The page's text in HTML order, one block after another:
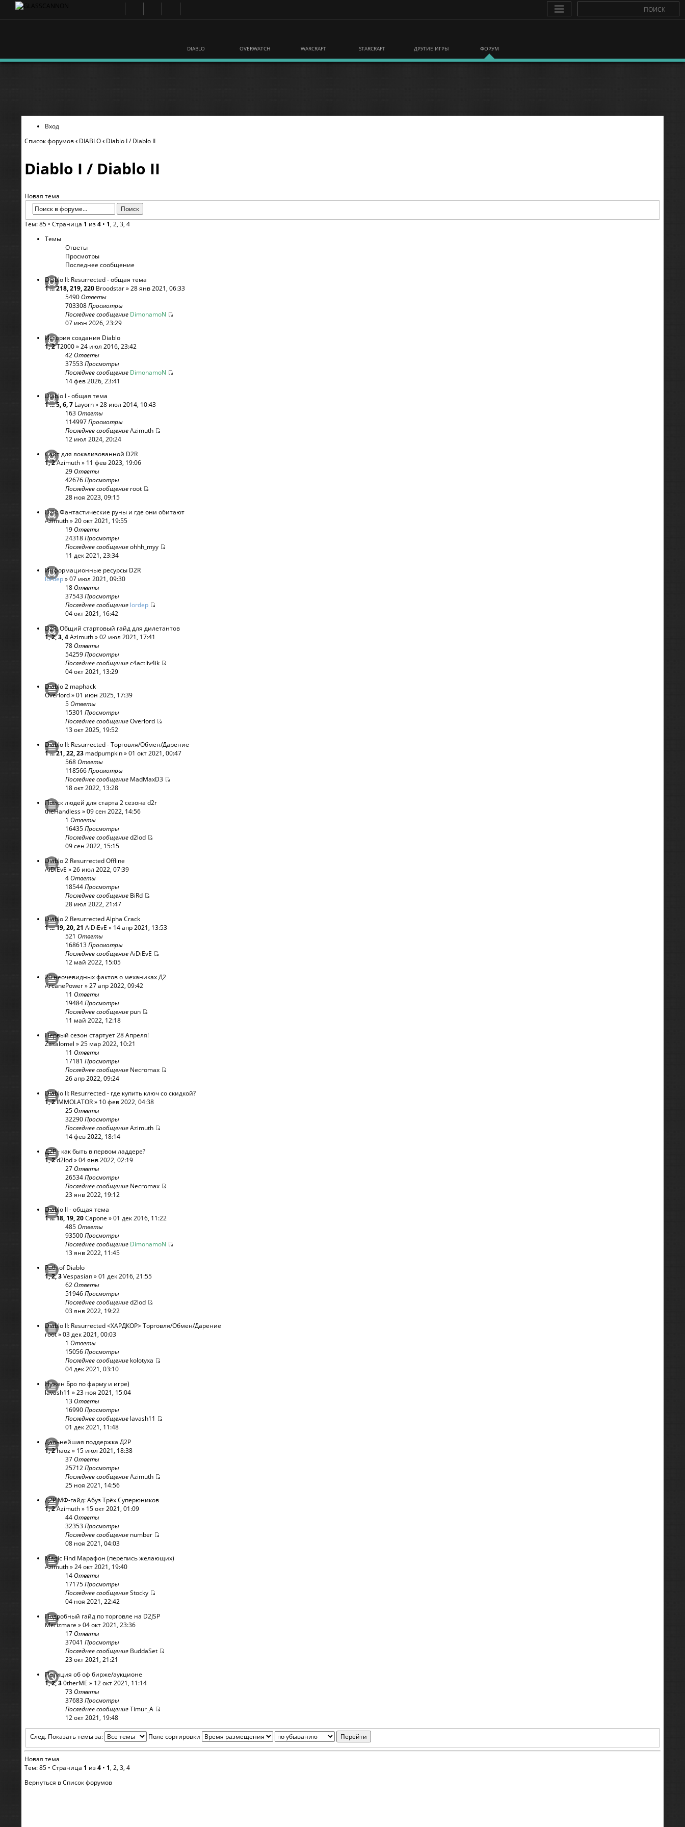
DIABLO OVERWATCH WARCRAFT STARCRAFT ДРУГИЕ ИГРЫ ФОРУМ
Вход
Список форумов‹ DIABLO‹ Diablo I / Diablo II
Diablo I / Diablo II
Новая тема
Тем: 85 • Страница 1 из4 • 1, 2, 3, 4
Темы
Ответы
Просмотры
Последнее сообщение
Diablo II: Resurrected - общая тема
1...218,219,220 Broodstar» 28 янв 2021, 06:33
5490Ответы
703308Просмотры
Последнее сообщение DimonamoN
07 июн 2026, 23:29
История создания Diablo
1,2T2000» 24 июл 2016, 23:42
42Ответы
37553Просмотры
Последнее сообщение DimonamoN
14 фев 2026, 23:41
Diablo I - общая тема
1...5,6,7 Layorn» 28 июл 2014, 10:43
163Ответы
114997Просмотры
Последнее сообщениеAzimuth
12 июл 2024, 20:24
Сайт для локализованной D2R
1,2Azimuth» 11 фев 2023, 19:06
29Ответы
42676Просмотры
Последнее сообщение root
28 ноя 2023, 09:15
D2R: Фантастические руны и где они обитают
Azimuth» 20 окт 2021, 19:55
19Ответы
24318Просмотры
Последнее сообщениеohhh_myy
11 дек 2021, 23:34
Информационные ресурсы D2R
lordep» 07 июл 2021, 09:30
18Ответы
37543Просмотры
Последнее сообщение lordep
04 окт 2021, 16:42
D2R: Общий стартовый гайд для дилетантов
1,2,3,4Azimuth» 02 июл 2021, 17:41
78Ответы
54259Просмотры
Последнее сообщениеc4actliv4ik
04 окт 2021, 13:29
Diablo 2 maphack
Overlord» 01 июн 2025, 17:39
5Ответы
15301 Просмотры
Последнее сообщениеOverlord
13 окт 2025, 19:52
Diablo II: Resurrected - Торговля/Обмен/Дарение
1...21,22,23 madpumpkin» 01 окт 2021, 00:47
568Ответы
118566Просмотры
Последнее сообщение MadMaxD3
18 окт 2022, 13:28
Поиск людей для старта 2 сезона d2r
theHandless» 09 сен 2022, 14:56
1 Ответы
16435Просмотры
Последнее сообщениеd2lod
09 сен 2022, 15:15
Diablo 2 Resurrected Offline
AiDiEvE » 26 июл 2022, 07:39
4Ответы
18544Просмотры
Последнее сообщение BiRd
28 июл 2022, 21:47
Diablo 2 Resurrected Alpha Crack
1...19,20,21 AiDiEvE » 14 апр 2021, 13:53
521 Ответы
168613Просмотры
Последнее сообщениеAiDiEvE
12 май 2022, 15:05
20 неочевидных фактов о механиках Д2
ArcanePower» 27 апр 2022, 09:42
11 Ответы
19484Просмотры
Последнее сообщение pun
11 май 2022, 12:18
Первый сезон стартует 28 Апреля!
Zasalomel » 25 мар 2022, 10:21
11 Ответы
17181 Просмотры
Последнее сообщение Necromax
26 апр 2022, 09:24
Diablo II: Resurrected - где купить ключ со скидкой?
1,2IMMOLATOR» 10 фев 2022, 04:38
25Ответы
32290Просмотры
Последнее сообщениеAzimuth
14 фев 2022, 18:14
Д2Р - как быть в первом ладдере?
1,2d2lod» 04 янв 2022, 02:19
27Ответы
26534Просмотры
Последнее сообщение Necromax
23 янв 2022, 19:12
Diablo II - общая тема
1...18, 19,20Capone » 01 дек 2016, 11:22
485Ответы
93500Просмотры
Последнее сообщение DimonamoN
13 янв 2022, 11:45
Path of Diablo
1,2,3Vespasian» 01 дек 2016, 21:55
62Ответы
51946Просмотры
Последнее сообщениеd2lod
03 янв 2022, 19:22
Diablo II: Resurrected <ХАРДКОР> Торговля/Обмен/Дарение
root» 03 дек 2021, 00:03
1 Ответы
15056Просмотры
Последнее сообщение kolotyxa
04 дек 2021, 03:10
Нужен Бро по фарму и игре)
lavash11 » 23 ноя 2021, 15:04
13Ответы
16990Просмотры
Последнее сообщение lavash11
01 дек 2021, 11:48
Дальнейшая поддержка Д2Р
1,2haoz» 15 июл 2021, 18:38
37Ответы
25712Просмотры
Последнее сообщениеAzimuth
25 ноя 2021, 14:56
Д2Р МФ-гайд: Абуз Трёх Суперюников
1,2Azimuth» 15 окт 2021, 01:09
44Ответы
32353Просмотры
Последнее сообщение number
08 ноя 2021, 04:03
Magic Find Марафон (перепись желающих)
Azimuth» 24 окт 2021, 19:40
14Ответы
17175Просмотры
Последнее сообщениеStocky
04 ноя 2021, 22:42
Подробный гайд по торговле на D2JSP
Merizmare » 04 окт 2021, 23:36
17Ответы
37041 Просмотры
Последнее сообщение BuddaSet
23 окт 2021, 21:21
Петиция об оф бирже/аукционе
1,2,30therME » 12 окт 2021, 11:14
73Ответы
37683Просмотры
Последнее сообщениеTimur_A
12 окт 2021, 19:48
След. Показать темы за: Поле сортировки
Новая тема
Тем: 85 • Страница 1 из4 • 1, 2, 3, 4
Вернуться в Список форумов